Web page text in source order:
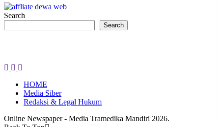
Search
Search
HOME
Media Siber
Redaksi & Legal Hukum
Online Newspaper - Media Tramedika Mandiri 2026.